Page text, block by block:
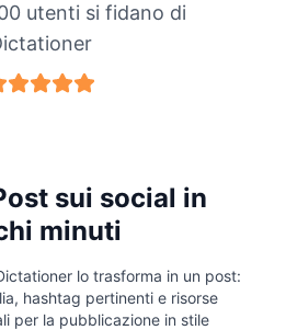
utenti si fidano di
sui social in
minuti
lo trasforma in un post:
hashtag pertinenti e risorse
per la pubblicazione in stile